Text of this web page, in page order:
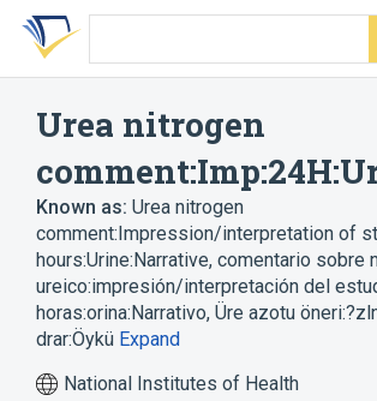
Skip
search
Skip
Skip
account
Urea nitrogen
Known as: Urea nitrogen
comment:Impression/interpretation of
hours:Urine:Narrative, comentario sobre
ureico:impresión/interpretación del
horas:orina:Narrativo, Üre azotu
drar:Öykü Expand
National Institutes of Health